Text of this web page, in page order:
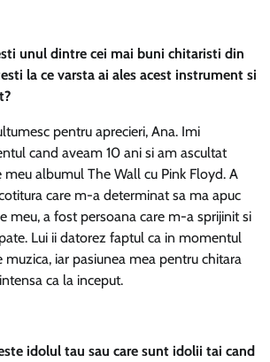
unul dintre cei mai buni chitaristi din
la ce varsta ai ales acest instrument si
pentru aprecieri, Ana. Imi
cand aveam 10 ani si am ascultat
albumul The Wall cu Pink Floyd. A
care m-a determinat sa ma apuc
meu, a fost persoana care m-a sprijinit si
Lui ii datorez faptul ca in momentul
iar pasiunea mea pentru chitara
ca la inceput.
idolul tau sau care sunt idolii tai cand